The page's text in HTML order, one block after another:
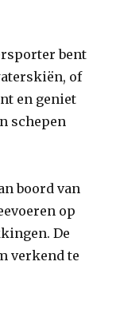
bent
of
en geniet
schepen
boord van
op
De
verkend te